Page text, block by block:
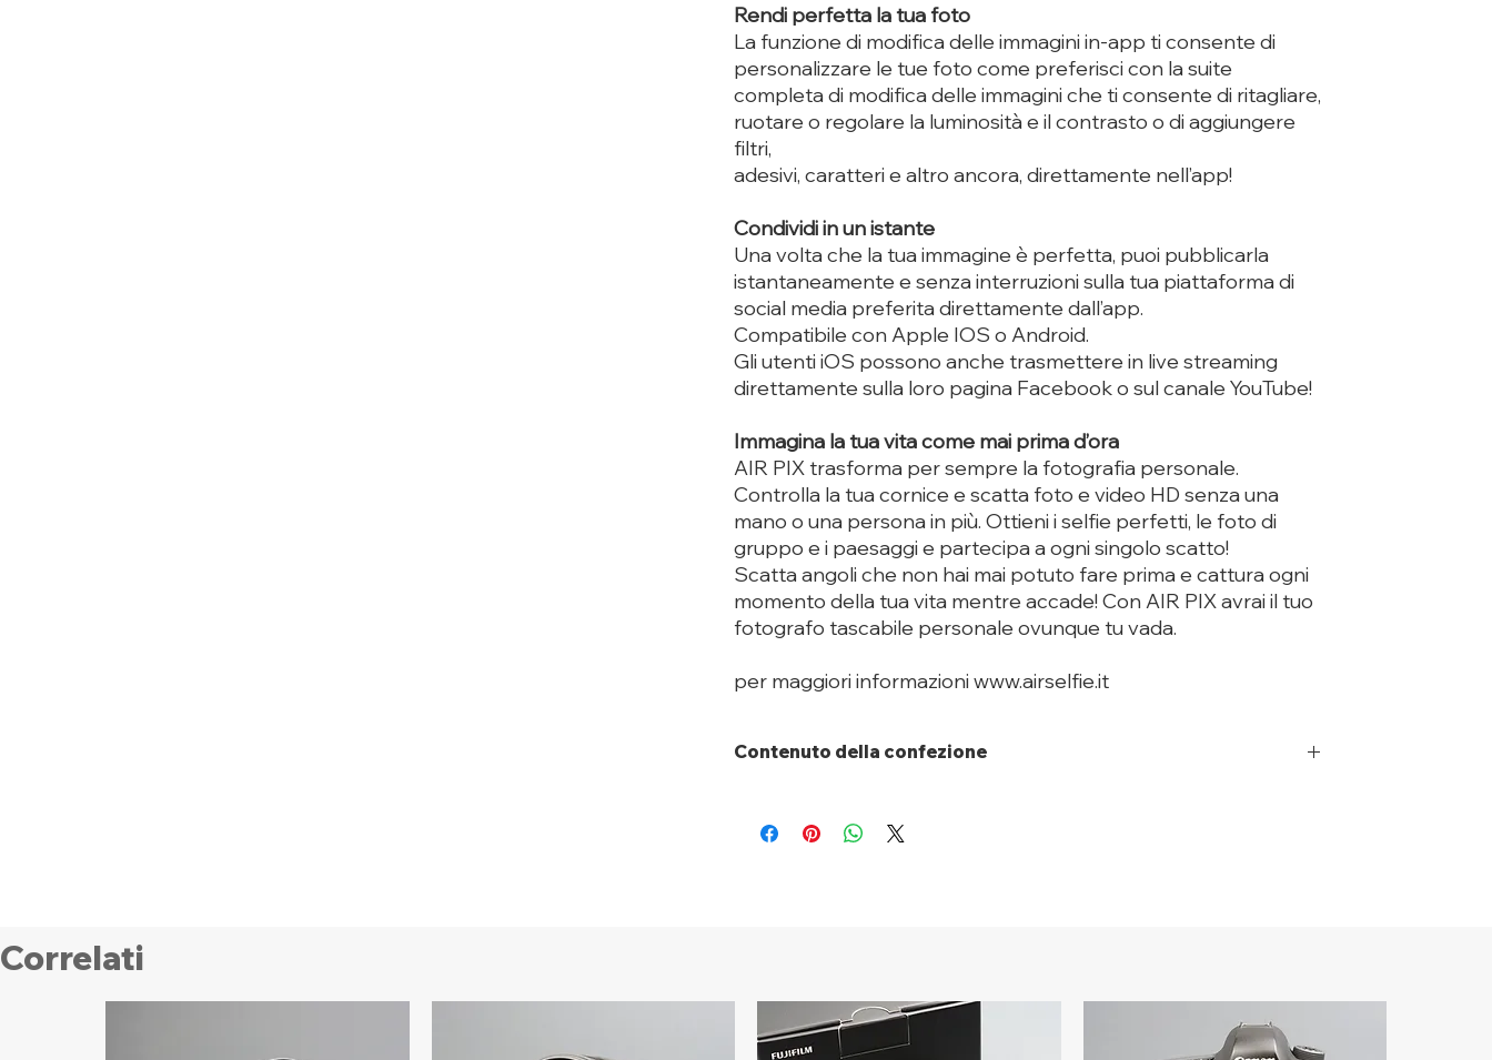
Rendi perfetta la tua foto
La funzione di modifica delle immagini in-app ti consente di
personalizzare le tue foto come preferisci con la suite
completa di modifica delle immagini che ti consente di ritagliare,
ruotare o regolare la luminosità e il contrasto o di aggiungere
filtri,
adesivi, caratteri e altro ancora, direttamente nell’app!
Condividi in un istante
Una volta che la tua immagine è perfetta, puoi pubblicarla
istantaneamente e senza interruzioni sulla tua piattaforma di
social media preferita direttamente dall’app.
Compatibile con Apple IOS o Android.
Gli utenti iOS possono anche trasmettere in live streaming
direttamente sulla loro pagina Facebook o sul canale YouTube!
Immagina la tua vita come mai prima d’ora
AIR PIX trasforma per sempre la fotografia personale.
Controlla la tua cornice e scatta foto e video HD senza una
mano o una persona in più. Ottieni i selfie perfetti, le foto di
gruppo e i paesaggi e partecipa a ogni singolo scatto!
Scatta angoli che non hai mai potuto fare prima e cattura ogni
momento della tua vita mentre accade! Con AIR PIX avrai il tuo
fotografo tascabile personale ovunque tu vada.
per maggiori informazioni www.airselfie.it
Contenuto della confezione
Cavo USB-C
Correlati